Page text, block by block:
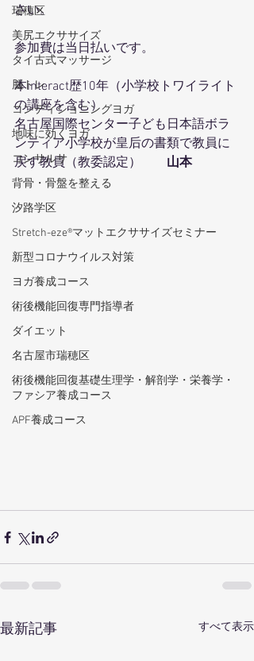
瑞穂区
美尻エクササイズ
タイ古式マッサージ
脳トレ
コンディショニングヨガ
地味に効くヨガ
コンサルサ
背骨・骨盤を整える
汐路学区
Stretch-eze®マットエクササイズセミナー
新型コロナウイルス対策
ヨガ養成コース
術後機能回復専門指導者
ダイエット
名古屋市瑞穂区
術後機能回復基礎生理学・解剖学・栄養学・
ファシア養成コース
APF養成コース
さい。
参加費は当日払いです。
本interact歴10年（小学校トワイライト
の講座を含む）
名古屋国際センター子ども日本語ボラ
ンティア小学校が皇后の書類で教員に
戻す教員（教委認定） 山本
最新記事 すべて表示